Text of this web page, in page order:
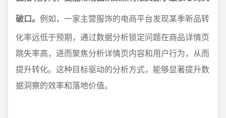
破口。 例如，一家主营服饰的电商平台发现某季新品转
化率远低于预期，通过数据分析锁定问题在商品详情页
跳失率高，进而聚焦分析详情页内容和用户行为，从而
提升转化。这种目标驱动的分析方式，能够显著提升数
据洞察的效率和落地价值。